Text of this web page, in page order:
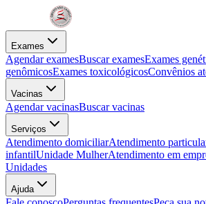
Exames
Agendar examesBuscar examesExames
genômicosExames toxicológicosConvênios
Vacinas
Agendar vacinasBuscar vacinas
Serviços
Atendimento domiciliarAtendimento
infantilUnidade MulherAtendimento em
Unidades
Ajuda